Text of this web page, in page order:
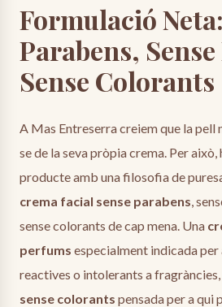
Formulació
Parabens,
Sense Colorants
A Mas Entreserra creiem que la pell
se de la seva pròpia crema. Per
producte amb una filosofia de
crema facial sense parabens,
sense colorants de cap mena. Una
perfums especialment indicada per
reactives o intolerants a fragràncies,
sense colorants pensada per a